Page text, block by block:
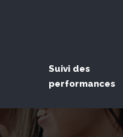
Suivi des
performances